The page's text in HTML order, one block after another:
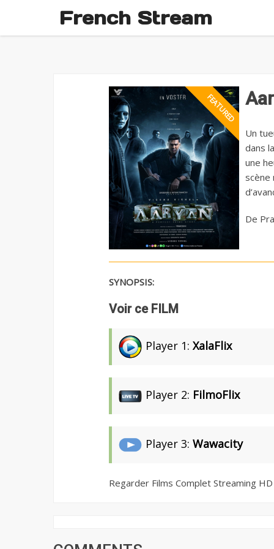
French Stream
Un
dans
une
scène
De
SYNOPSIS:
Voir ce FILM
Player 1: XalaFlix
Player 2: FilmoFlix
Player 3: Wawacity
Regarder Films Complet Streaming